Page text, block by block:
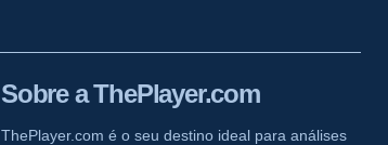
Sobre a ThePlayer.com
ThePlayer.com é o seu destino ideal para análises